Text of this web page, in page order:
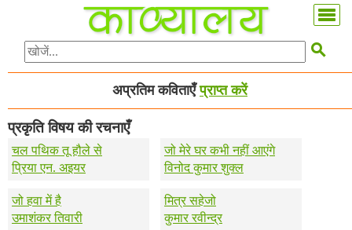

अप्रतिम कविताएँप्राप्त करें
प्रकृति विषय की रचनाएँ
चल पथिक तू हौले से
प्रिया एन. अइयर
जो मेरे घर कभी नहीं आएंगे
विनोद कुमार शुक्ल
जो हवा में है
उमाशंकर तिवारी
मित्र सहेजो
कुमार रवीन्द्र